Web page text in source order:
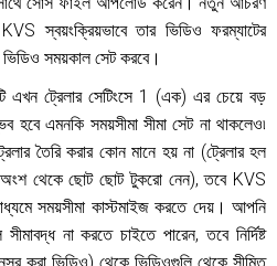
স্বয়ংক্রিয়ভাবে তার ভিডিও ফরম্যাটের
সময়কাল সেট করবে।
এখন ট্রেলার সেটিংসে 1 (এক) এর চেয়ে বড়
হবে এমনকি সময়সীমা সীমা সেট না থাকলেও৷
তৈরি করার কোন মানে হয় না (ট্রেলার হল
অংশ থেকে ছোট ছোট টুকরো নেন), তবে KVS
সময়সীমা কাস্টমাইজ করতে দেয়। আপনি
না করতে চাইতে পারেন, তবে নির্দিষ্ট